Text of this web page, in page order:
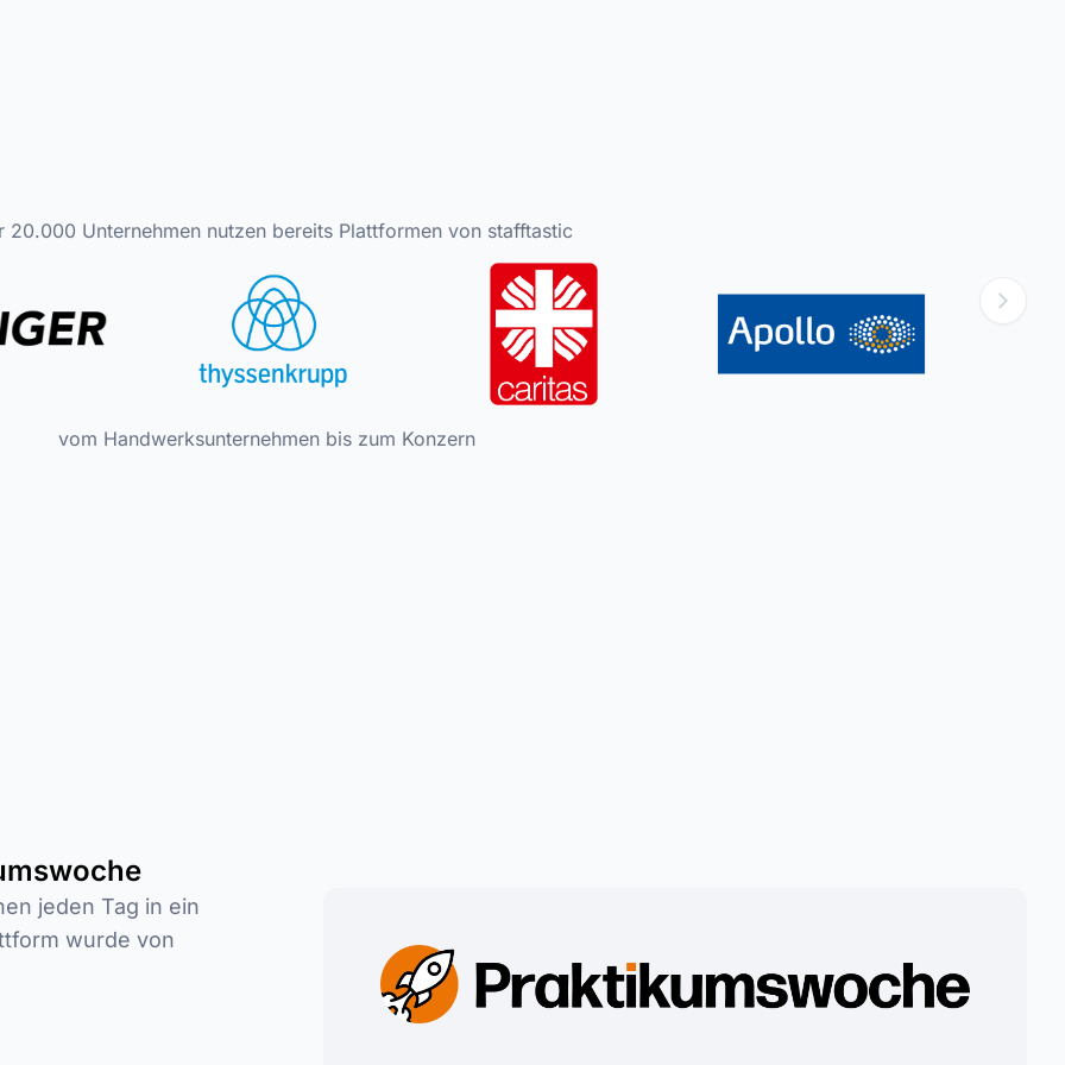
20.000 Unternehmen nutzen bereits Plattformen von stafftastic
vom Handwerksunternehmen bis zum Konzern
jeden Tag in ein
wurde von